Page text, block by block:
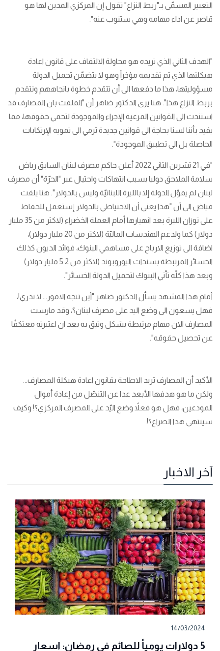
التعبير المسمّى بـ"ربط النزاع" تقول إن المركزي المدين لها هو
قاصر عن اداء مهامه وهي ستنوب عنه".
"الهدف الثاني الذي تريده هو محاولة الالتفاف على قانون اعادة
هيكلتها الذي تم تقديمه مؤخراً وهو لا يتضمّن تحميل الدولة
مسؤوليتها، هذا ما دفعها الى أن تتقدم خطوة باتجاههم وتتقدم
بربط النزاع هذا". هنا يرى الدكتور ضاهر أن "الملفت بان المصارف قد
استندت الى القوانين المرعية الإجراء والموجودة لتحمي حقوقها، مما
يفيد بأننا لسنا بحاجة الى قوانين جديدة ترمي الى تمويه الإرتكابات
الحاصلة بل الى تطبيق الموجودة".
"في 21 تشرين الثاني 2022 أعلن حاكم مصرف لبنان السابق رياض
سلامة الملاحق دوليا بسبب انتهاكات واحتيال عبر "الحرّة" أن مصرف
لبنان لم يموّل الدولة إلا بالليرة اللبنانيّة وليس بالدولار". هنا يلفت
فياض الى أن "هذا يعني أن الاحتياطي بالدولار إستعمل للحفاظ
على توزان الليرة بعد انهيارها أمام العملة الخضراء (لاكثر من 35 مليار
دولار) كما ولدعم الهندسات الماليّة (لاكثر من 20 مليار دولار)،
اضافة الى توزيع الارباح على مساهمي البنوك، فوائد الديون كذلك
الخسائر المرتبطة بسندات اليوروبوند (لاكثر من 5.2 مليار دولار)
وبعد هذا كلّه تأتي البنوك لتحميل الدولة الخسائر".
أمام هذا المشهد يسأل الدكتور ضاهر "أين تتجه الامور... لا ندري!،
فهل يسعون الى وضع اليد على مصرف لبنان؟، وقد مارست
المصارف الان مهام مرتبطة بشكل وثيق به بعد ان اعتبرته معتكفًا
عن تحصيل حقوقه".
الأكيد أن المصارف تريد الاطاحة بقانون اعادة هيكلة المصارف...
ولكن ما هو هدفها الأبعد عدا عن التنصّل من إعادة أموال
المودعين، فهل هو فعلاً وضع اليّد على المصرف المركزي؟! وكيف
سينتهي هذا الصراع؟!.
آخر الاخبار
14/03/2024
5 دولارات يومياً للصائم في رمضان: اسعار